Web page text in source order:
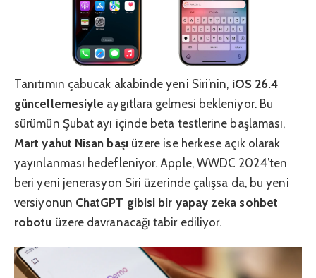
Tanıtımın çabucak akabinde yeni Siri’nin, iOS 26.4
güncellemesiyle aygıtlara gelmesi bekleniyor. Bu
sürümün Şubat ayı içinde beta testlerine başlaması,
Mart yahut Nisan başıüzere ise herkese açık olarak
yayınlanması hedefleniyor. Apple, WWDC 2024’ten
beri yeni jenerasyon Siri üzerinde çalışsa da, bu yeni
versiyonun ChatGPT gibisi bir yapay zeka sohbet
robotu üzere davranacağı tabir ediliyor.